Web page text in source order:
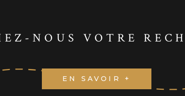
NOUS VOTRE
EN SAVOIR +